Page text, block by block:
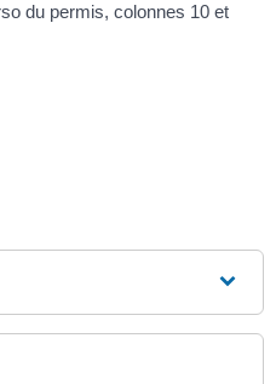
du permis, colonnes 10 et